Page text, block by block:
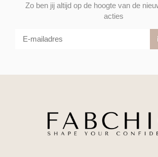
Zo ben jij altijd op de hoogte van de
acties